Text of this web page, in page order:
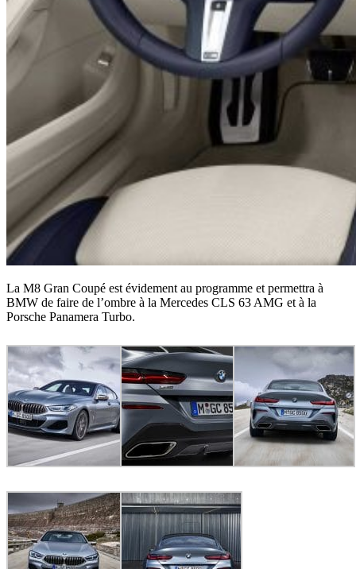
La M8 Gran Coupé est évidement au programme et permettra à
BMW de faire de l’ombre à la Mercedes CLS 63 AMG et à la
Porsche Panamera Turbo.